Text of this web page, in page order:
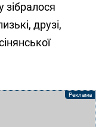
зібралося
друзі,